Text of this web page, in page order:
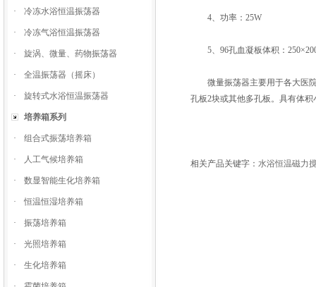
· 冷冻水浴恒温振荡器
· 冷冻气浴恒温振荡器
· 旋涡、微量、药物振荡器
· 全温振荡器（摇床）
· 旋转式水浴恒温振荡器
培养箱系列
· 组合式振荡培养箱
· 人工气候培养箱
· 数显智能生化培养箱
· 恒温恒湿培养箱
· 振荡培养箱
· 光照培养箱
· 生化培养箱
4、功率：25W
5、96孔血凝板体积：
微量振荡器主要用于各大医院
孔板2块或其他多孔板。具有体
相关产品关键字： 水浴恒温磁力